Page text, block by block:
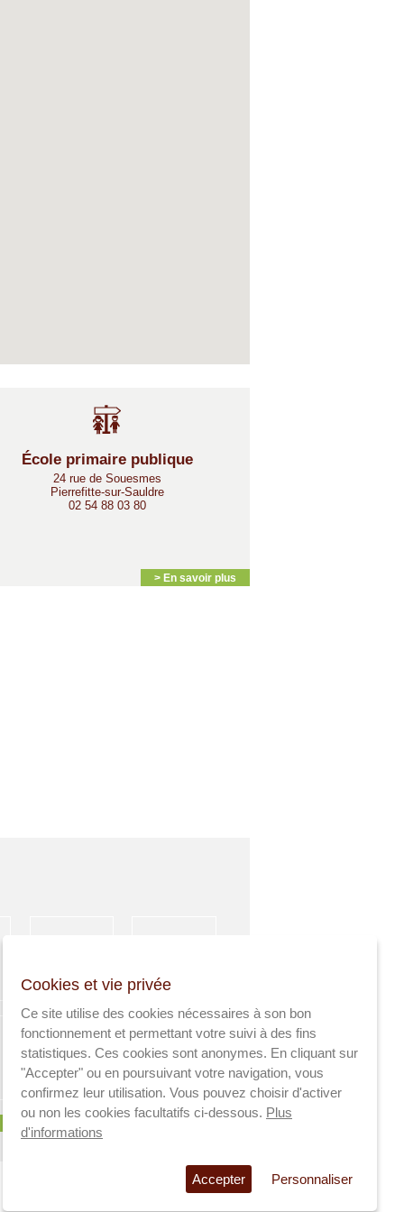
École primaire publique
24 rue de Souesmes
Pierrefitte-sur-Sauldre
02 54 88 03 80
> En savoir plus
ACTIVITÉS
SPORTIVES
SANTÉ AGRICULTEURS
Cookies et vie privée
Ce site utilise des cookies nécessaires à son bon
fonctionnement et permettant votre suivi à des fins
statistiques. Ces cookies sont anonymes. En cliquant sur
"Accepter" ou en poursuivant votre navigation, vous
confirmez leur utilisation. Vous pouvez choisir d'activer
ou non les cookies facultatifs ci-dessous. Plus
d'informations
Accepter Personnaliser